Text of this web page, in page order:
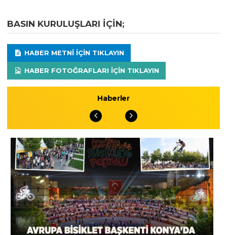
BASIN KURULUŞLARI IÇIN;
HABER METNI IÇIN TIKLAYIN
HABER FOTOĞRAFLARI IÇIN TIKLAYIN
Haberler